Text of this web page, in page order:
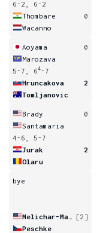
6-2, 6-2
Thombare
0
Wacanno
Aoyama
0
Marozava
5-7, 64-7
Hruncakova
2
Tomljanovic
Brady
0
Santamaria
4-6, 5-7
Jurak
2
Olaru
bye
[2]
Peschke